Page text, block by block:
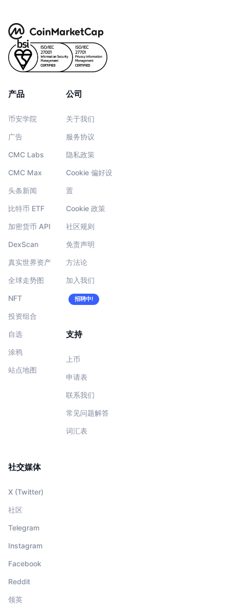
产品
币安学院
广告
CMC Labs
CMC Max
头条新闻
比特币 ETF
加密货币 API
DexScan
真实世界资产
全球走势图
NFT
投资组合
自选
涂鸦
站点地图
公司
关于我们
服务协议
隐私政策
Cookie 偏好设
置
Cookie 政策
社区规则
免责声明
方法论
加入我们
招聘中!
支持
上币
申请表
联系我们
常见问题解答
词汇表
社交媒体
X (Twitter)
社区
Telegram
Instagram
Facebook
Reddit
领英